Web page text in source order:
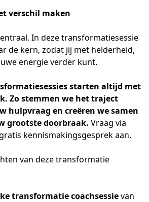
verschil maken
In deze transformatiesessie
de kern, zodat jij met helderheid,
energie verder kunt.
starten altijd met
Zo stemmen we het traject
hulpvraag en creëren we samen
grootste doorbraak. Vraag via
kennismakingsgesprek aan.
van deze transformatie
transformatie coachsessievan